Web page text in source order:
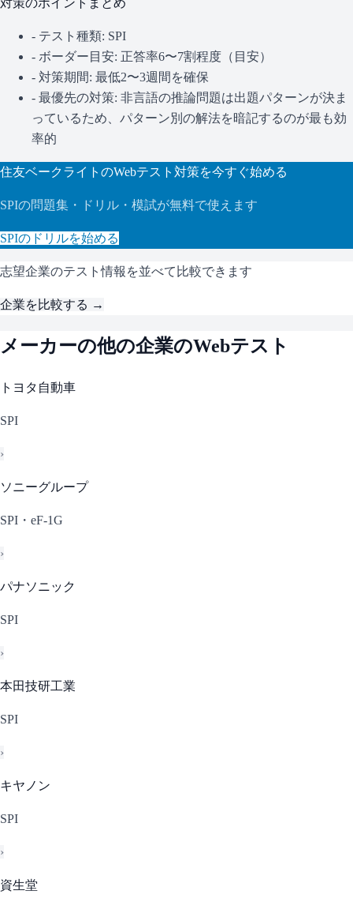
対策のポイントまとめ
- テスト種類: SPI
- ボーダー目安: 正答率6〜7割程度（目安）
- 対策期間: 最低2〜3週間を確保
- 最優先の対策: 非言語の推論問題は出題パターンが決ま
っているため、パターン別の解法を暗記するのが最も効
率的
住友ベークライト のWebテスト対策を今すぐ始める
SPIの問題集・ドリル・模試が無料で使えます
SPIのドリルを始める
志望企業のテスト情報を並べて比較できます
企業を比較する →
メーカーの他の企業のWebテスト
トヨタ自動車
SPI
›
ソニーグループ
SPI・eF-1G
›
パナソニック
SPI
›
本田技研工業
SPI
›
キヤノン
SPI
›
資生堂